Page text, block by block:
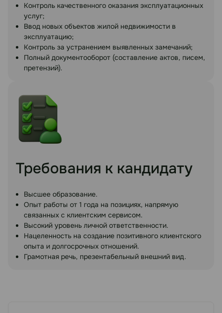
Контроль качественного оказания эксплуатационных
услуг;
Ввод новых объектов жилой недвижимости в
эксплуатацию;
Контроль за устранением выявленных замечаний;
Полный документооборот (составление актов, писем,
претензий).
Требования к кандидату
Высшее образование.
Опыт работы от 1 года на позициях, напрямую
связанных с клиентским сервисом.
Высокий уровень личной ответственности.
Нацеленность на создание позитивного клиентского
опыта и долгосрочных отношений.
Грамотная речь, презентабельный внешний вид.